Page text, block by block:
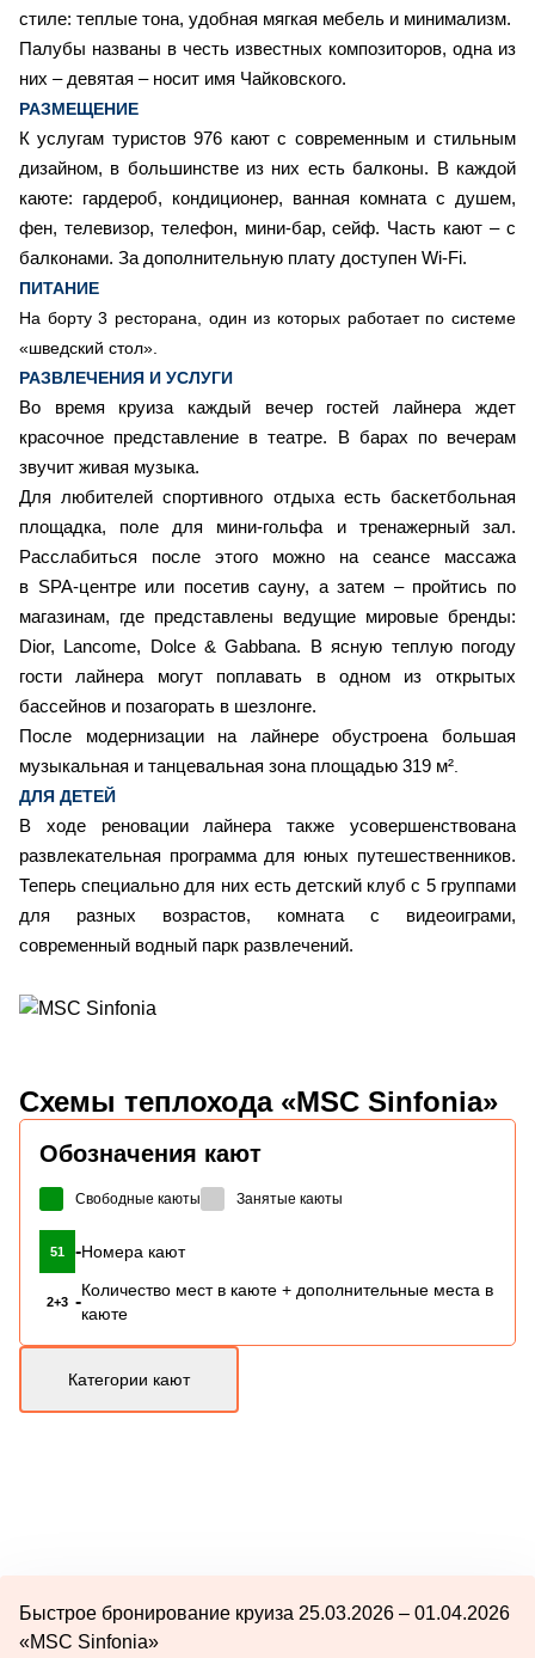
стиле: теплые тона, удобная мягкая мебель и минимализм.
Палубы названы в честь известных композиторов, одна из
них – девятая – носит имя Чайковского.
РАЗМЕЩЕНИЕ
К услугам туристов 976 кают с современным и стильным
дизайном, в большинстве из них есть балконы. В каждой
каюте: гардероб, кондиционер, ванная комната с душем,
фен, телевизор, телефон, мини-бар, сейф. Часть кают – с
балконами. За дополнительную плату доступен Wi-Fi.
ПИТАНИЕ
На борту 3 ресторана, один из которых работает по системе
«шведский стол».
РАЗВЛЕЧЕНИЯ И УСЛУГИ
Во время круиза каждый вечер гостей лайнера ждет
красочное представление в театре. В барах по вечерам
звучит живая музыка.
Для любителей спортивного отдыха есть баскетбольная
площадка, поле для мини-гольфа и тренажерный зал.
Расслабиться после этого можно на сеансе массажа
в SPA-центре или посетив сауну, а затем – пройтись по
магазинам, где представлены ведущие мировые бренды:
Dior, Lancome, Dolce & Gabbana. В ясную теплую погоду
гости лайнера могут поплавать в одном из открытых
бассейнов и позагорать в шезлонге.
После модернизации на лайнере обустроена большая
музыкальная и танцевальная зона площадью 319 м²
ДЛЯ ДЕТЕЙ
В ходе реновации лайнера также усовершенствована
развлекательная программа для юных путешественников.
Теперь специально для них есть детский клуб с 5 группами
для разных возрастов, комната с видеоиграми,
современный водный парк развлечений.
Схемы теплохода «MSC Sinfonia»
Обозначения кают
Свободные каюты Занятые каюты
51 -Номера кают
2+3 -
Количество мест в каюте + дополнительные места в
каюте
Категории кают
Быстрое бронирование круиза 25.03.2026 – 01.04.2026
«MSC Sinfonia»